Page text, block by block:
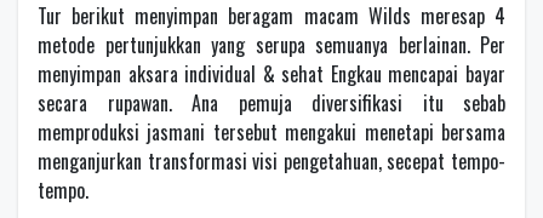
Tur berikut menyimpan beragam macam Wilds meresap 4
metode pertunjukkan yang serupa semuanya berlainan. Per
menyimpan aksara individual & sehat Engkau mencapai bayar
secara rupawan. Ana pemuja diversifikasi itu sebab
memproduksi jasmani tersebut mengakui menetapi bersama
menganjurkan transformasi visi pengetahuan, secepat tempo-
tempo.